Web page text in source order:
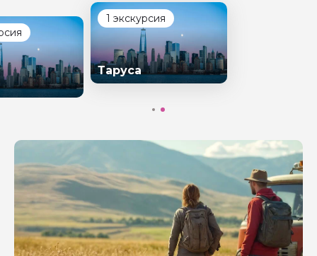
1 экскурсия
Таруса
Задайте свой вопрос гиду
Как вас зовут
Ваша электронная почта